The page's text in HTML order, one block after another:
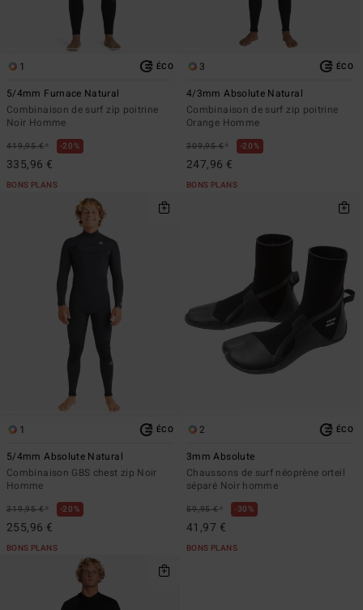
1 ÉCO
5/4mm Furnace Natural
Combinaison de surf zip poitrine
Noir Homme
419,95 €* 20%
335,96 €
BONS PLANS
3 ÉCO
4/3mm Absolute Natural
Combinaison de surf zip poitrine
Orange Homme
309,95 €* 20%
247,96 €
BONS PLANS
1 ÉCO
5/4mm Absolute Natural
Combinaison GBS chest zip Noir
Homme
319,95 €* 20%
255,96 €
BONS PLANS
2 ÉCO
3mm Absolute
Chaussons de surf néoprène orteil
séparé Noir homme
59,95 €* 30%
41,97 €
BONS PLANS